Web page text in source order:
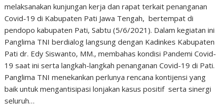
melaksanakan kunjungan kerja dan rapat terkait penanganan
Covid-19 di Kabupaten Pati Jawa Tengah, bertempat di
pendopo kabupaten Pati, Sabtu (5/6/2021). Dalam kegiatan ini
Panglima TNI berdialog langsung dengan Kadinkes Kabupaten
Pati dr. Edy Siswanto, MM., membahas kondisi Pandemi Covid-
19 saat ini serta langkah-langkah penanganan Covid-19 di Pati.
Panglima TNI menekankan perlunya rencana kontijensi yang
baik untuk mengantisipasi lonjakan kasus positif serta sinergi
seluruh…